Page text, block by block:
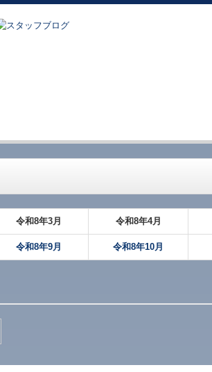
令和8年3月 令和8年4月
令和8年9月 令和8年10月